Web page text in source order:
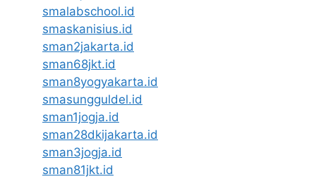
smalabschool.id
smaskanisius.id
sman2jakarta.id
sman68jkt.id
sman8yogyakarta.id
smasungguldel.id
sman1jogja.id
sman28dkijakarta.id
sman3jogja.id
sman81jkt.id